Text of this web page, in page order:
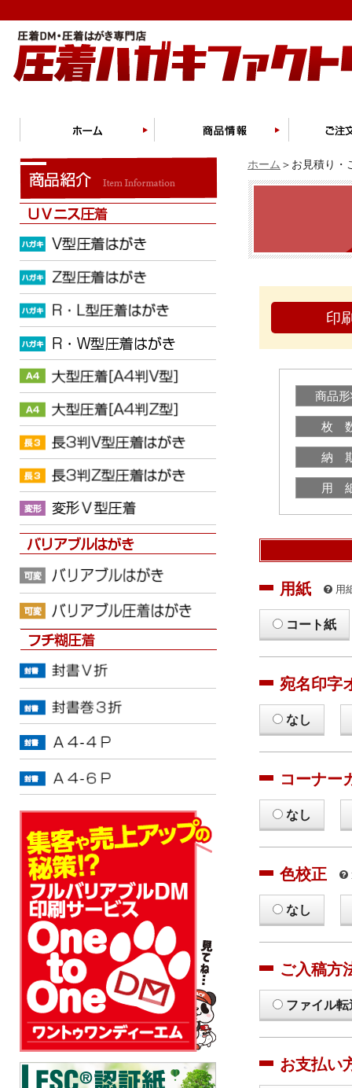
ホーム ＞お見積り・
印
商品
枚
納
用
用紙 用
コート紙
宛名印字
なし
コーナー
なし
色校正
なし
ご入稿方
ファイル
お支払い